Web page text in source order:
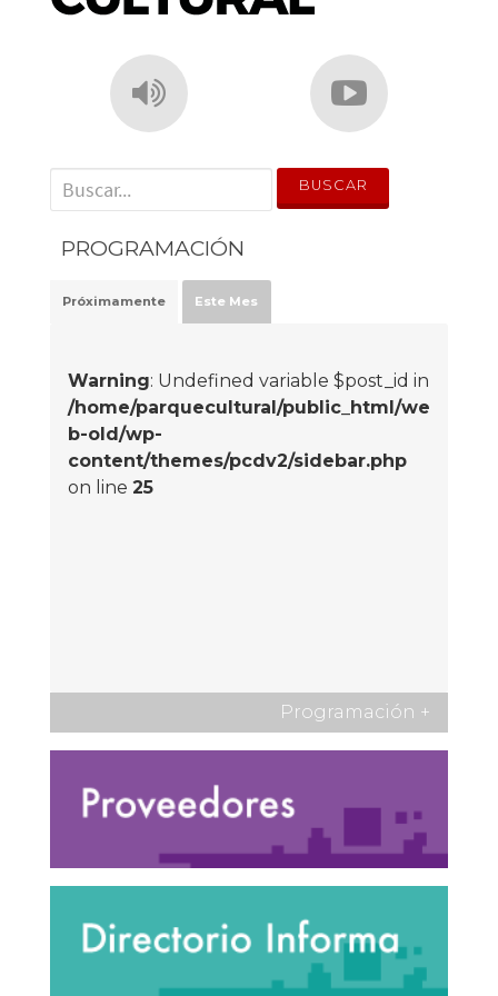
' . __('Search for:') . '
PROGRAMACIÓN
Próximamente Este Mes
Warning: Undefined variable $post_id in
/home/parquecultural/public_html/we
b-old/wp-
content/themes/pcdv2/sidebar.php
on line 25
Programación +